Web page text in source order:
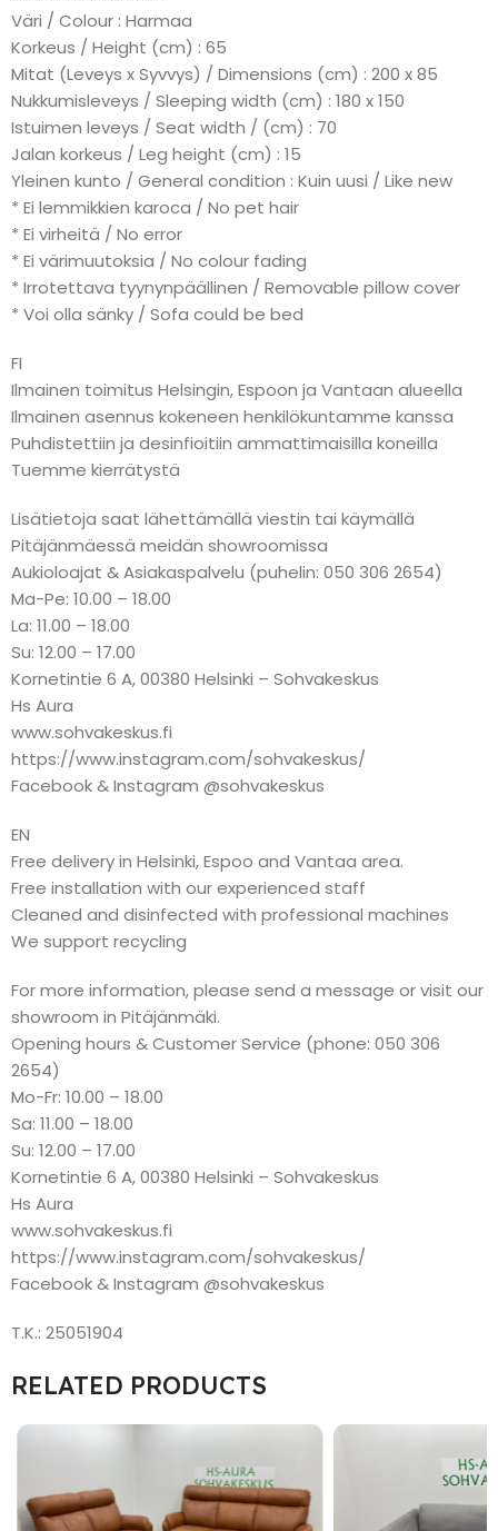
Väri / Colour : Harmaa
Korkeus / Height (cm) : 65
Mitat (Leveys x Syvvys) / Dimensions (cm) : 200 x 85
Nukkumisleveys / Sleeping width (cm) : 180 x 150
Istuimen leveys / Seat width / (cm) : 70
Jalan korkeus / Leg height (cm) : 15
Yleinen kunto / General condition : Kuin uusi / Like new
* Ei lemmikkien karoca / No pet hair
* Ei virheitä / No error
* Ei värimuutoksia / No colour fading
* Irrotettava tyynynpäällinen / Removable pillow cover
* Voi olla sänky / Sofa could be bed
FI
Ilmainen toimitus Helsingin, Espoon ja Vantaan alueella
Ilmainen asennus kokeneen henkilökuntamme kanssa
Puhdistettiin ja desinfioitiin ammattimaisilla koneilla
Tuemme kierrätystä
Lisätietoja saat lähettämällä viestin tai käymällä
Pitäjänmäessä meidän showroomissa
Aukioloajat & Asiakaspalvelu (puhelin: 050 306 2654)
Ma-Pe: 10.00 – 18.00
La: 11.00 – 18.00
Su: 12.00 – 17.00
Kornetintie 6 A, 00380 Helsinki – Sohvakeskus
Hs Aura
www.sohvakeskus.fi
https://www.instagram.com/sohvakeskus/
Facebook & Instagram @sohvakeskus
EN
Free delivery in Helsinki, Espoo and Vantaa area.
Free installation with our experienced staff
Cleaned and disinfected with professional machines
We support recycling
For more information, please send a message or visit our
showroom in Pitäjänmäki.
Opening hours & Customer Service (phone: 050 306
2654)
Mo-Fr: 10.00 – 18.00
Sa: 11.00 – 18.00
Su: 12.00 – 17.00
Kornetintie 6 A, 00380 Helsinki – Sohvakeskus
Hs Aura
www.sohvakeskus.fi
https://www.instagram.com/sohvakeskus/
Facebook & Instagram @sohvakeskus
T.K.: 25051904
RELATED PRODUCTS